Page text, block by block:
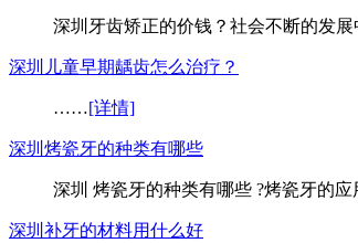
深圳牙齿矫正的价钱？社会不断的发
深圳儿童早期龋齿怎么治疗？
……[详情]
深圳烤瓷牙的种类有哪些
深圳 烤瓷牙的种类有哪些 ?烤瓷牙的
深圳补牙的材料用什么好